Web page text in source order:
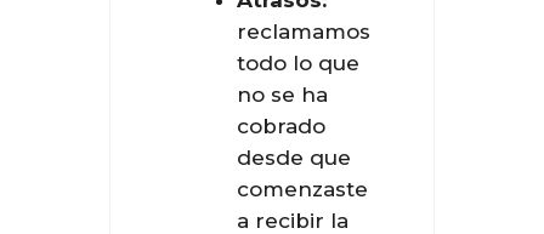
reclamamos
todo lo que
no se ha
cobrado
desde que
comenzaste
a recibir la